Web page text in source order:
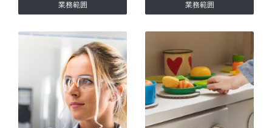
業務範囲 業務範囲